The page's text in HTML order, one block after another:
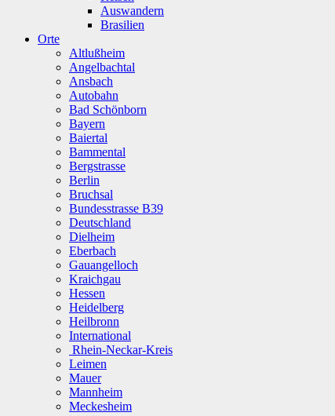
Auswandern
Brasilien
Orte
Altlußheim
Angelbachtal
Ansbach
Autobahn
Bad Schönborn
Bayern
Baiertal
Bammental
Bergstrasse
Berlin
Bruchsal
Bundesstrasse B39
Deutschland
Dielheim
Eberbach
Gauangelloch
Kraichgau
Hessen
Heidelberg
Heilbronn
International
Rhein-Neckar-Kreis
Leimen
Mauer
Mannheim
Meckesheim